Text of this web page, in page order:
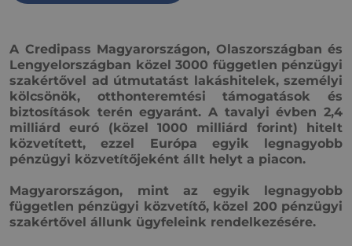
A Credipass Magyarországon, Olaszországban és
Lengyelországban közel 3000 független pénzügyi
szakértővel ad útmutatást lakáshitelek, személyi
kölcsönök, otthonteremtési támogatások és
biztosítások terén egyaránt. A tavalyi évben 2,4
milliárd euró (közel 1000 milliárd forint) hitelt
közvetített, ezzel Európa egyik legnagyobb
pénzügyi közvetítőjeként állt helyt a piacon.
Magyarországon, mint az egyik legnagyobb
független pénzügyi közvetítő, közel 200 pénzügyi
szakértővel állunk ügyfeleink rendelkezésére.